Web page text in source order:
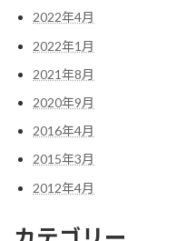
2022年4月
2022年1月
2021年8月
2020年9月
2016年4月
2015年3月
2012年4月